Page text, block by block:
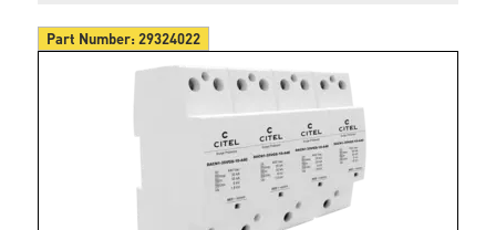
Part Number:29324022